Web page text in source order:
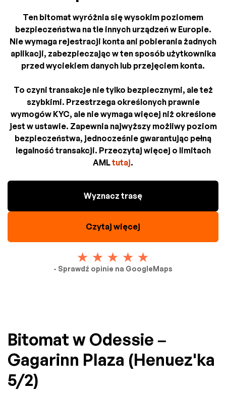
Ten bitomat wyróżnia się wysokim poziomem
bezpieczeństwa na tle innych urządzeń w Europie.
Nie wymaga rejestracji konta ani pobierania żadnych
aplikacji, zabezpieczając w ten sposób użytkownika
przed wyciekiem danych lub przejęciem konta.
To czyni transakcje nie tylko bezpiecznymi, ale też
szybkimi. Przestrzega określonych prawnie
wymogów KYC, ale nie wymaga więcej niż określone
jest w ustawie. Zapewnia najwyższy możliwy poziom
bezpieczeństwa, jednocześnie gwarantując pełną
legalność transakcji. Przeczytaj więcej o limitach
AMLtutaj.
Wyznacz trasę
Czytaj więcej
- Sprawdź opinie na GoogleMaps
Bitomat w Odessie –
Gagarinn Plaza (Henuez'ka
5/2)